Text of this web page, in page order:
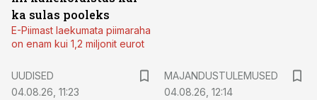
ka sulas pooleks
E-Piimast laekumata piimaraha
on enam kui 1,2 miljonit eurot
UUDISED
04.08.26, 11:23
MAJANDUSTULEMUSED
04.08.26, 12:14